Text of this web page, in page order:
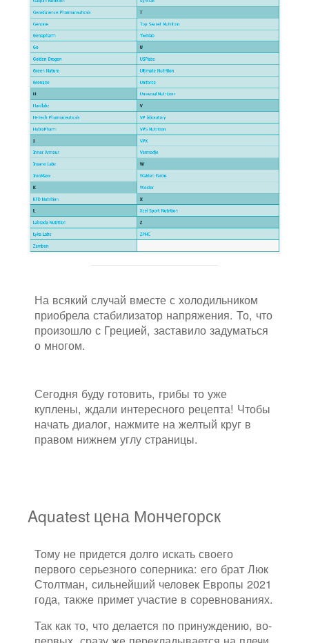
На всякий случай вместе с холодильником
приобрела стабилизатор напряжения. То, что
произошло с Грецией, заставило задуматься
о многом.
Сегодня буду готовить, грибы то уже
куплены, ждали интересного рецепта! Чтобы
начать диалог, нажмите на желтый круг в
правом нижнем углу страницы.
Aquatest цена Мончегорск
Тому не придется долго искать своего
первого серьезного соперника: его брат Люк
Столтман, сильнейший человек Европы 2021
года, также примет участие в соревнованиях.
Так как то, что делается по принуждению, во-